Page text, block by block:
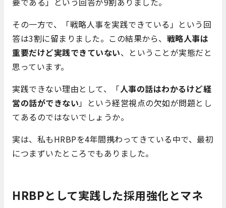
その一方で、「戦略人事を実践できている」という回
答は3割に留まりました。この結果から、 戦略人事は
重要だけど実践できていない、ということが実態だと
思っています。
実践できない理由として、「人事の話はわかるけど経
営の話ができない」という経営視点の欠如が問題とし
てあるのではないでしょうか。
実は、私もHRBPを4年間携わってきている中で、最初
につまずいたところでもありました。
HRBPとして実践した採用強化とマネ